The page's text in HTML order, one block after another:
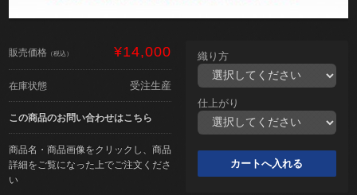
販売価格 （税込） ¥14,000
在庫状態 受注生産
この商品のお問い合わせはこちら
商品名・商品画像をクリックし、商品
詳細をご覧になった上でご注文くださ
い
織り方
仕上がり